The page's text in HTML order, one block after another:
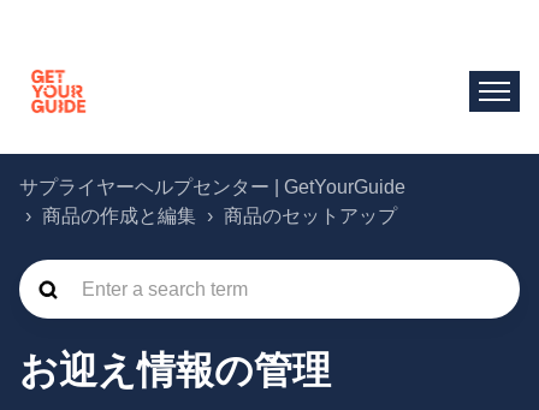
サプライヤーヘルプセンター | GetYourGuide
商品の作成と編集
商品のセットアップ
お迎え情報の管理